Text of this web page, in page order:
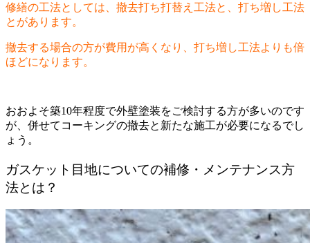
修繕の工法としては、撤去打ち打替え工法と、打ち増し工法
とがあります。
撤去する場合の方が費用が高くなり、打ち増し工法よりも倍
ほどになります。
おおよそ築10年程度で外壁塗装をご検討する方が多いのです
が、併せてコーキングの撤去と新たな施工が必要になるでし
ょう。
ガスケット目地についての補修・メンテナンス方
法とは？